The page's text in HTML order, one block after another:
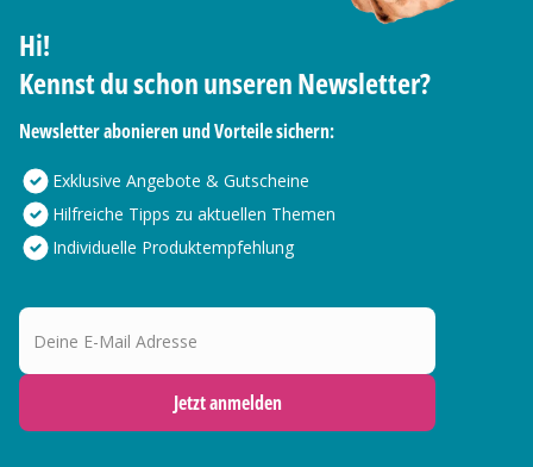
Hi!
Kennst du schon unseren Newsletter?
Newsletter abonieren und Vorteile sichern:
Exklusive Angebote & Gutscheine
Hilfreiche Tipps zu aktuellen Themen
Individuelle Produktempfehlung
Deine E-Mail Adresse
Jetzt anmelden